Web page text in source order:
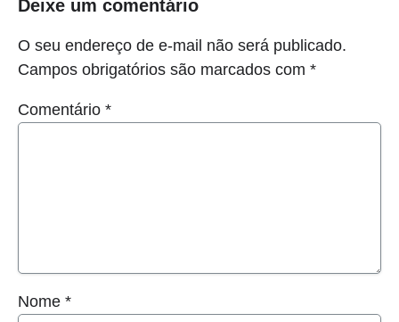
Deixe um comentário
O seu endereço de e-mail não será publicado.
Campos obrigatórios são marcados com *
Comentário *
Nome